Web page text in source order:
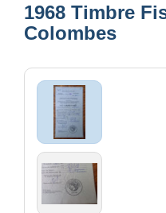
1968 Timbre
Colombes